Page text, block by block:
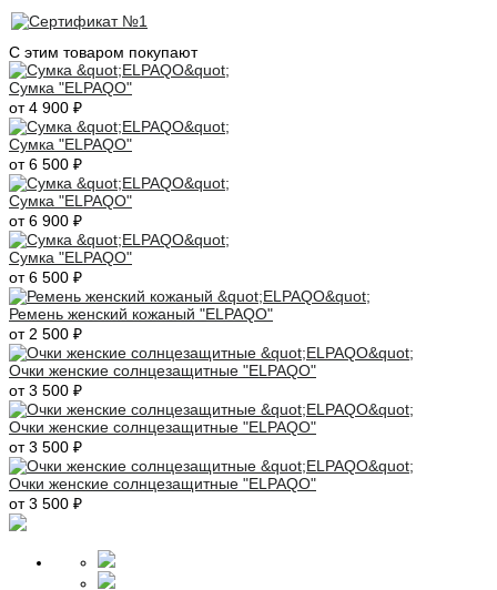
С этим товаром покупают
Сумка "ELPAQO"
от 4 900 ₽
Сумка "ELPAQO"
от 6 500 ₽
Сумка "ELPAQO"
от 6 900 ₽
Сумка "ELPAQO"
от 6 500 ₽
Ремень женский кожаный "ELPAQO"
от 2 500 ₽
Очки женские солнцезащитные "ELPAQO"
от 3 500 ₽
Очки женские солнцезащитные "ELPAQO"
от 3 500 ₽
Очки женские солнцезащитные "ELPAQO"
от 3 500 ₽